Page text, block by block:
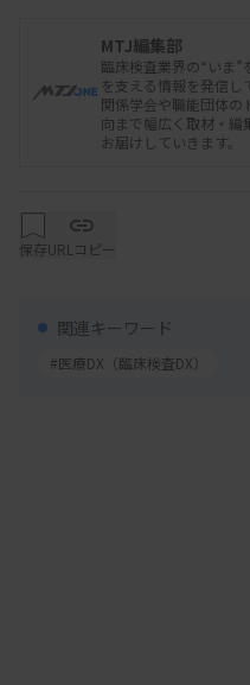
いう。具体的な内容は
対応するためには、
と、電子カルテの両方
このため厚労省は同日
改めて検証した上で、
度の冬ごろをめどに全
針を示した。全面的な
MTJ編集部
臨床検査業界の“いま
を支える情報を発信し
関係学会や職能団体の
向まで幅広く取材・編
お届けしていきます。
保存URLコピー
関連キーワード
#医療DX（臨床検査DX）